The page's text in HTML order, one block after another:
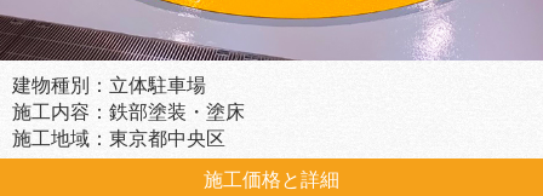
建物種別：立体駐車場
施工内容：鉄部塗装・塗床
施工地域：東京都中央区
施工価格と詳細